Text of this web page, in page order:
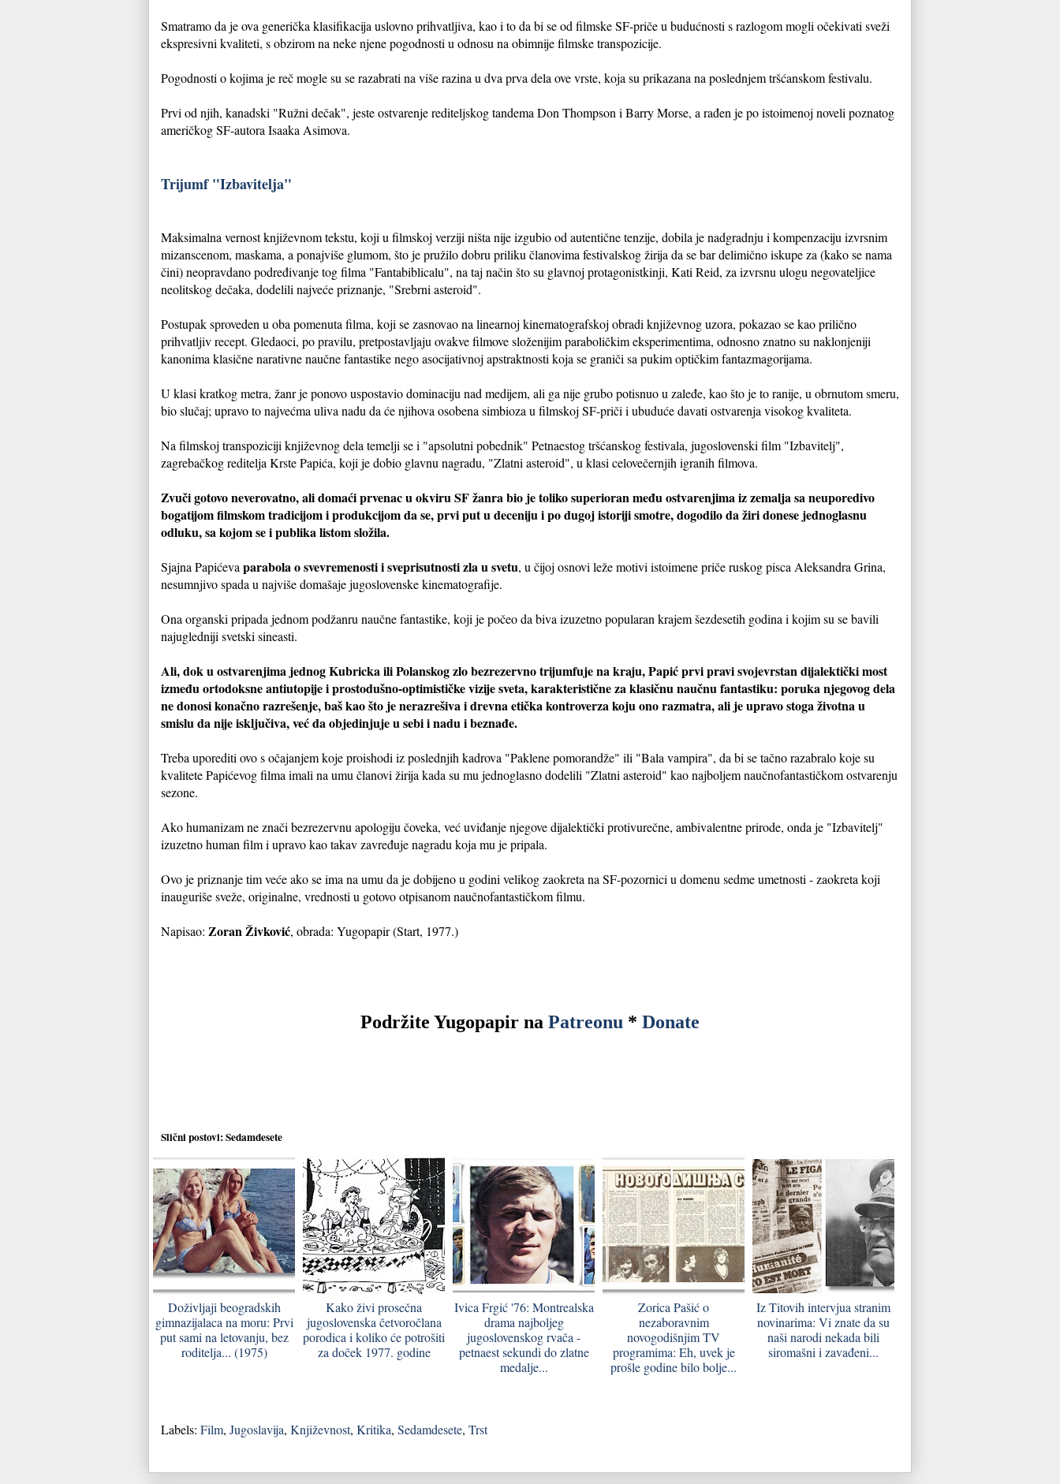
Smatramo da je ova generička klasifikacija uslovno prihvatljiva, kao i to da bi se od filmske SF-priče u budućnosti s razlogom mogli očekivati sveži
ekspresivni kvaliteti, s obzirom na neke njene pogodnosti u odnosu na obimnije filmske transpozicije.
Pogodnosti o kojima je reč mogle su se razabrati na više razina u dva prva dela ove vrste, koja su prikazana na poslednjem tršćanskom festivalu.
Prvi od njih, kanadski "Ružni dečak", jeste ostvarenje rediteljskog tandema Don Thompson i Barry Morse, a rađen je po istoimenoj noveli poznatog
američkog SF-autora Isaaka Asimova.
Trijumf "Izbavitelja"
Maksimalna vernost književnom tekstu, koji u filmskoj verziji ništa nije izgubio od autentične tenzije, dobila je nadgradnju i kompenzaciju izvrsnim
mizanscenom, maskama, a ponajviše glumom, što je pružilo dobru priliku članovima festivalskog žirija da se bar delimično iskupe za (kako se nama
čini) neopravdano podređivanje tog filma "Fantabiblicalu", na taj način što su glavnoj protagonistkinji, Kati Reid, za izvrsnu ulogu negovateljice
neolitskog dečaka, dodelili najveće priznanje, "Srebrni asteroid".
Postupak sproveden u oba pomenuta filma, koji se zasnovao na linearnoj kinematografskoj obradi književnog uzora, pokazao se kao prilično
prihvatljiv recept. Gledaoci, po pravilu, pretpostavljaju ovakve filmove složenijim paraboličkim eksperimentima, odnosno znatno su naklonjeniji
kanonima klasične narativne naučne fantastike nego asocijativnoj apstraktnosti koja se graniči sa pukim optičkim fantazmagorijama.
U klasi kratkog metra, žanr je ponovo uspostavio dominaciju nad medijem, ali ga nije grubo potisnuo u zaleđe, kao što je to ranije, u obrnutom smeru,
bio slučaj; upravo to najvećma uliva nadu da će njihova osobena simbioza u filmskoj SF-priči i ubuduće davati ostvarenja visokog kvaliteta.
Na filmskoj transpoziciji književnog dela temelji se i "apsolutni pobednik" Petnaestog tršćanskog festivala, jugoslovenski film "Izbavitelj",
zagrebačkog reditelja Krste Papića, koji je dobio glavnu nagradu, "Zlatni asteroid", u klasi celovečernjih igranih filmova.
Zvuči gotovo neverovatno, ali domaći prvenac u okviru SF žanra bio je toliko superioran među ostvarenjima iz zemalja sa neuporedivo
bogatijom filmskom tradicijom i produkcijom da se, prvi put u deceniju i po dugoj istoriji smotre, dogodilo da žiri donese jednoglasnu
odluku, sa kojom se i publika listom složila.
Sjajna Papićeva parabola osvevremenosti i sveprisutnosti zla u svetu, u čijoj osnovi leže motivi istoimene priče ruskog pisca Aleksandra Grina,
nesumnjivo spada u najviše domašaje jugoslovenske kinematografije.
Ona organski pripada jednom podžanru naučne fantastike, koji je počeo da biva izuzetno popularan krajem šezdesetih godina i kojim su se bavili
najugledniji svetski sineasti.
Ali, dok u ostvarenjima jednog Kubricka ili Polanskog zlo bezrezervno trijumfuje na kraju, Papić prvi pravi svojevrstan dijalektički most
između ortodoksne antiutopije i prostodušno-optimističke vizije sveta, karakteristične za klasičnu naučnu fantastiku: poruka njegovog dela
ne donosi konačno razrešenje, baš kao što je nerazrešiva i drevna etička kontroverza koju ono razmatra, ali je upravo stoga životna u
smislu da nije isključiva, već da objedinjuje u sebi i nadu i beznađe.
Treba uporediti ovo s očajanjem koje proishodi iz poslednjih kadrova "Paklene pomorandže" ili "Bala vampira", da bi se tačno razabralo koje su
kvalitete Papićevog filma imali na umu članovi žirija kada su mu jednoglasno dodelili "Zlatni asteroid" kao najboljem naučnofantastičkom ostvarenju
sezone.
Ako humanizam ne znači bezrezervnu apologiju čoveka, već uviđanje njegove dijalektički protivurečne, ambivalentne prirode, onda je "Izbavitelj"
izuzetno human film i upravo kao takav zavređuje nagradu koja mu je pripala.
Ovo je priznanje tim veće ako se ima na umu da je dobijeno u godini velikog zaokreta na SF-pozornici u domenu sedme umetnosti - zaokreta koji
inauguriše sveže, originalne, vrednosti u gotovo otpisanom naučnofantastičkom filmu.
Napisao: Zoran Živković, obrada: Yugopapir (Start, 1977.)
Podržite Yugopapir na Patreonu * Donate
Slični postovi:Sedamdesete
Doživljaji beogradskih
gimnazijalaca na moru: Prvi
put sami na letovanju, bez
roditelja... (1975)
Kako živi prosečna
jugoslovenska četvoročlana
porodica i koliko će potrošiti
za doček 1977. godine
Ivica Frgić '76: Montrealska
drama najboljeg
jugoslovenskog rvača -
petnaest sekundi do zlatne
medalje...
Zorica Pašić o
nezaboravnim
novogodišnjim TV
programima: Eh, uvek je
prošle godine bilo bolje...
Iz Titovih intervjua stranim
novinarima: Vi znate da su
naši narodi nekada bili
siromašni i zavađeni...
Labels: Film, Jugoslavija, Književnost, Kritika, Sedamdesete, Trst